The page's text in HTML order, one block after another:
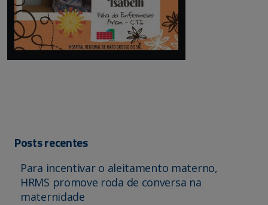
Posts recentes
Para incentivar o aleitamento materno,
HRMS promove roda de conversa na
maternidade